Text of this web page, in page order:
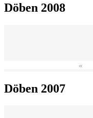
Döben 2008
«
Döben 2007